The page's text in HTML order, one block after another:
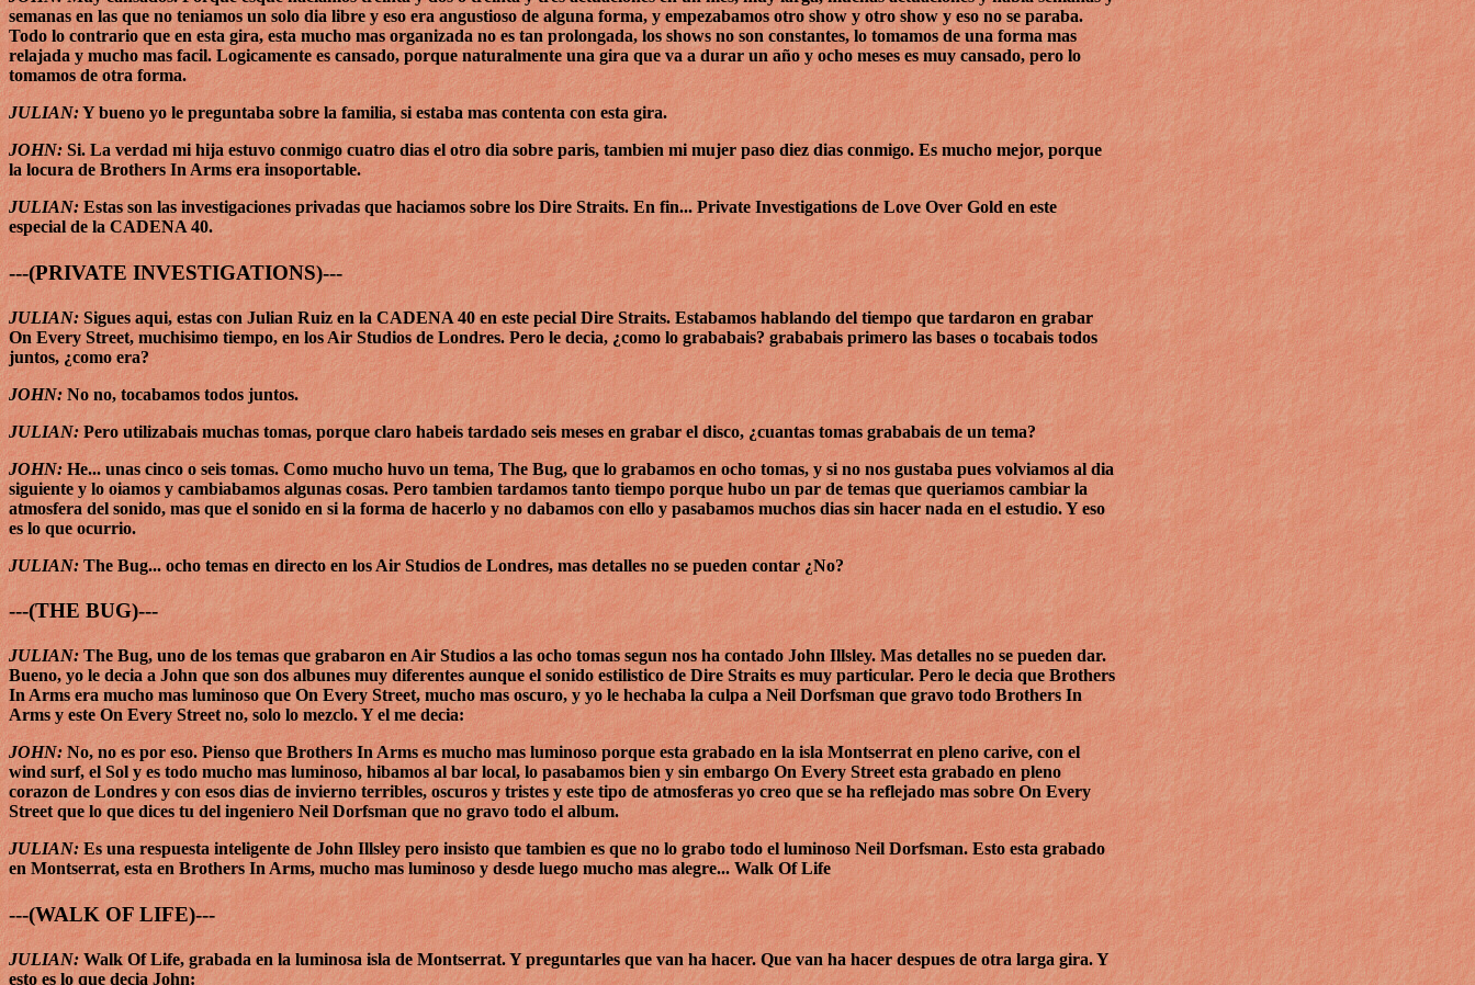
semanas en las que no teniamos un solo dia libre y eso era angustioso de alguna forma, y empezabamos otro show y otro show y eso no se paraba.
Todo lo contrario que en esta gira, esta mucho mas organizada no es tan prolongada, los shows no son constantes, lo tomamos de una forma mas
relajada y mucho mas facil. Logicamente es cansado, porque naturalmente una gira que va a durar un año y ocho meses es muy cansado, pero lo
tomamos de otra forma.
JULIAN:Y bueno yo le preguntaba sobre la familia, si estaba mas contenta con esta gira.
JOHN:Si. La verdad mi hija estuvo conmigo cuatro dias el otro dia sobre paris, tambien mi mujer paso diez dias conmigo. Es mucho mejor, porque
la locura de Brothers In Arms era insoportable.
JULIAN: Estas son las investigaciones privadas que haciamos sobre los Dire Straits. En fin... Private Investigations de Love Over Gold en este
especial de la CADENA 40.
---(PRIVATE INVESTIGATIONS)---
JULIAN:Sigues aqui, estas con Julian Ruiz en la CADENA 40 en este pecial Dire Straits. Estabamos hablando del tiempo que tardaron en grabar
On Every Street, muchisimo tiempo, en los Air Studios de Londres. Pero le decia, ¿como lo grababais? grababais primero las bases o tocabais todos
juntos, ¿como era?
JOHN: No no, tocabamos todos juntos.
JULIAN: Pero utilizabais muchas tomas, porque claro habeis tardado seis meses en grabar el disco, ¿cuantas tomas grababais de un tema?
JOHN: He... unas cinco o seis tomas. Como mucho huvo un tema, The Bug, que lo grabamos en ocho tomas, y si no nos gustaba pues volviamos al dia
siguiente y lo oiamos y cambiabamos algunas cosas. Pero tambien tardamos tanto tiempo porque hubo un par de temas que queriamos cambiar la
atmosfera del sonido, mas que el sonido en si la forma de hacerlo y no dabamos con ello y pasabamos muchos dias sin hacer nada en el estudio. Y eso
es lo que ocurrio.
JULIAN:The Bug... ocho temas en directo en los Air Studios de Londres, mas detalles no se pueden contar ¿No?
---(THE BUG)---
JULIAN:The Bug, uno de los temas que grabaron en Air Studios a las ocho tomas segun nos ha contado John Illsley. Mas detalles no se pueden dar.
Bueno, yo le decia a John que son dos albunes muy diferentes aunque el sonido estilistico de Dire Straits es muy particular. Pero le decia que Brothers
In Arms era mucho mas luminoso que On Every Street, mucho mas oscuro, y yo le hechaba la culpa a Neil Dorfsman que gravo todo Brothers In
Arms y este On Every Street no, solo lo mezclo. Y el me decia:
JOHN: No, no es por eso. Pienso que Brothers In Arms es mucho mas luminoso porque esta grabado en la isla Montserrat en pleno carive, con el
wind surf, el Sol y es todo mucho mas luminoso, hibamos al bar local, lo pasabamos bien y sin embargo On Every Street esta grabado en pleno
corazon de Londres y con esos dias de invierno terribles, oscuros y tristes y este tipo de atmosferas yo creo que se ha reflejado mas sobre On Every
Street que lo que dices tu del ingeniero Neil Dorfsman que no gravo todo el album.
JULIAN:Es una respuesta inteligente de John Illsley pero insisto que tambien es que no lo grabo todo el luminoso Neil Dorfsman. Esto esta grabado
en Montserrat, esta en Brothers In Arms, mucho mas luminoso y desde luego mucho mas alegre... Walk Of Life
---(WALK OF LIFE)---
JULIAN: Walk Of Life, grabada en la luminosa isla de Montserrat. Y preguntarles que van ha hacer. Que van ha hacer despues de otra larga gira. Y
esto es lo que decia John: